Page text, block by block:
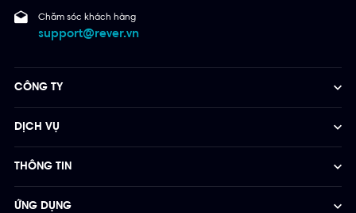
Chăm sóc khách hàng
support@rever.vn
CÔNG TY
DỊCH VỤ
THÔNG TIN
ỨNG DỤNG